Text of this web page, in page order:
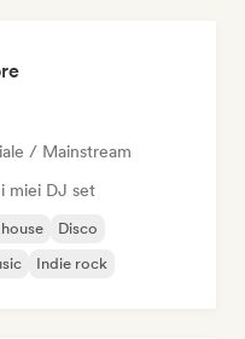
/ Mainstream
miei DJ set
Disco
Indie rock